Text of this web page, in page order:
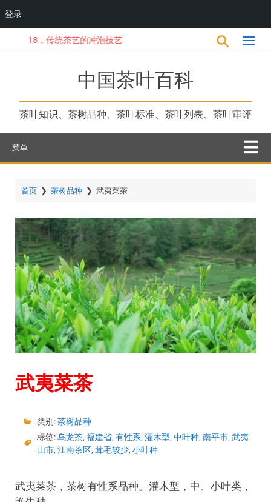
到
18，传统茶艺的冲泡技艺
中国茶叶百科
茶叶知识、茶树品种、茶叶标准、茶叶列表、茶叶审评
菜单
首页 ❯ 茶树品种 ❯ 武夷菜茶
武夷菜茶
类别:茶树品种
标签:乌龙茶, 福建省, 有性系, 灌木型, 中叶种, 南平市, 武夷
山市, 江南茶区, 茸毛较少, 小叶种
武夷菜茶，茶树有性系品种。灌木型，中、小叶类，
登录